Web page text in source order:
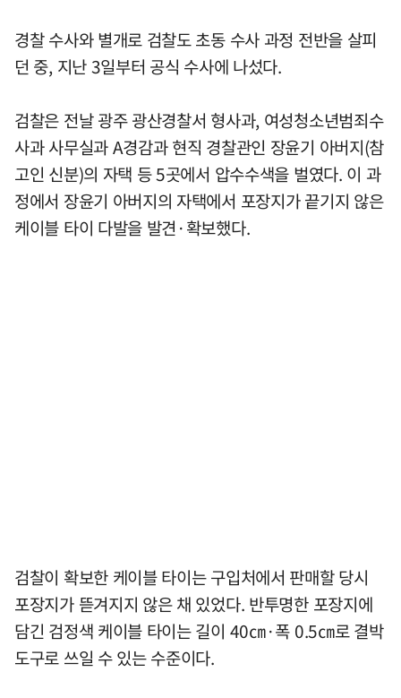
경찰 수사와 별개로 검찰도 초동 수사 과정 전반을 살피
던 중, 지난 3일부터 공식 수사에 나섰다.
검찰은 전날 광주 광산경찰서 형사과, 여성청소년범죄수
사과 사무실과 A경감과 현직 경찰관인 장윤기 아버지(참
고인 신분)의 자택 등 5곳에서 압수수색을 벌였다. 이 과
정에서 장윤기 아버지의 자택에서 포장지가 끝기지 않은
케이블 타이 다발을 발견·확보했다.
검찰이 확보한 케이블 타이는 구입처에서 판매할 당시
포장지가 뜯겨지지 않은 채 있었다. 반투명한 포장지에
담긴 검정색 케이블 타이는 길이 40㎝·폭 0.5㎝로 결박
도구로 쓰일 수 있는 수준이다.